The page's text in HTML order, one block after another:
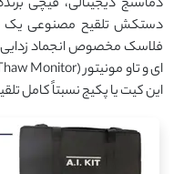
دماسنج دیجیتالی، قیچی
دستکش تلقیح مصنوعی یک
فلاسک مخصوص انجماد زدایی
این کیت یا پکیج نسبتاً کامل